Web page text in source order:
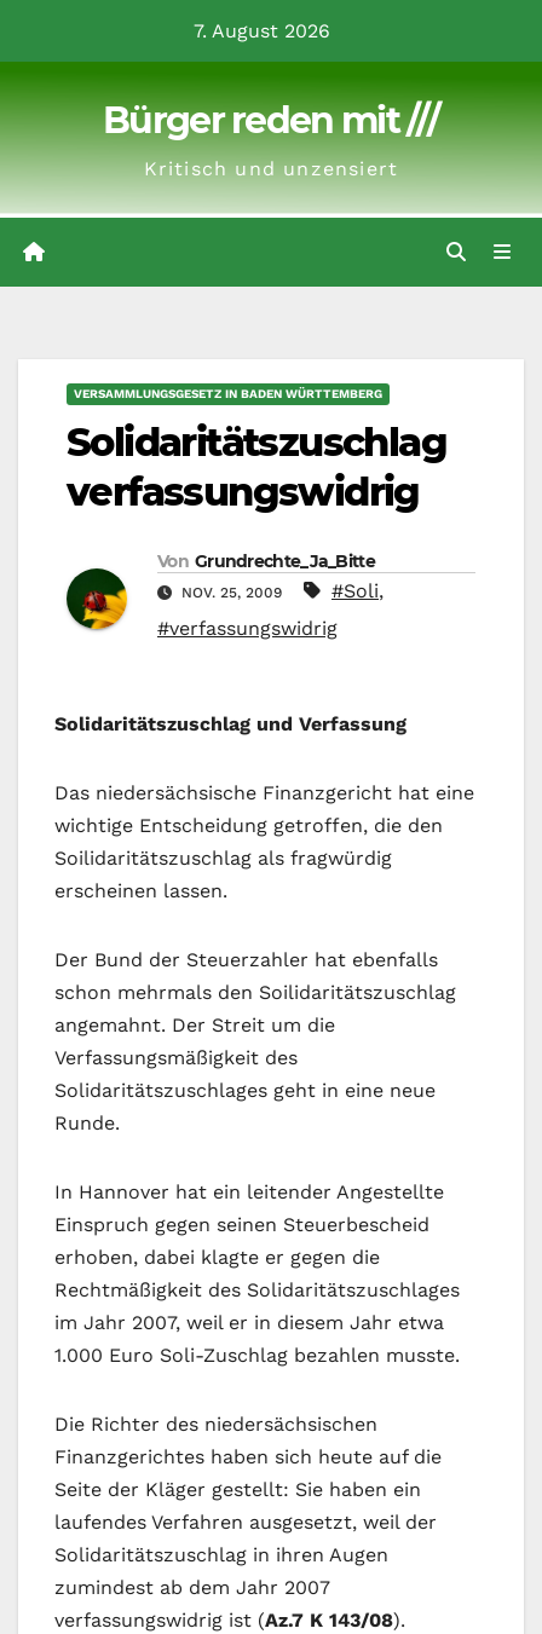
7. August 2026
Bürger reden mit ///
Kritisch und unzensiert
VERSAMMLUNGSGESETZ IN BADEN WÜRTTEMBERG
Solidaritätszuschlag
verfassungswidrig
Von Grundrechte_Ja_Bitte
NOV. 25, 2009 #Soli,
#verfassungswidrig
Solidaritätszuschlag und Verfassung
Das niedersächsische Finanzgericht hat eine
wichtige Entscheidung getroffen, die den
Soilidaritätszuschlag als fragwürdig
erscheinen lassen.
Der Bund der Steuerzahler hat ebenfalls
schon mehrmals den Soilidaritätszuschlag
angemahnt. Der Streit um die
Verfassungsmäßigkeit des
Solidaritätszuschlages geht in eine neue
Runde.
In Hannover hat ein leitender Angestellte
Einspruch gegen seinen Steuerbescheid
erhoben, dabei klagte er gegen die
Rechtmäßigkeit des Solidaritätszuschlages
im Jahr 2007, weil er in diesem Jahr etwa
1.000 Euro Soli-Zuschlag bezahlen musste.
Die Richter des niedersächsischen
Finanzgerichtes haben sich heute auf die
Seite der Kläger gestellt: Sie haben ein
laufendes Verfahren ausgesetzt, weil der
Solidaritätszuschlag in ihren Augen
zumindest ab dem Jahr 2007
verfassungswidrig ist (Az.7 K 143/08).